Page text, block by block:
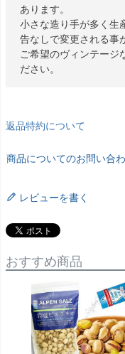
あります。
小さな造り手が多く生
告なしで変更される事
ご希望のヴィンテージ
ださい。
返品特約について
商品についてのお問い合
レビューを書く
おすすめ商品